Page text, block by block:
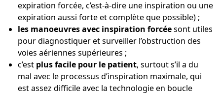
expiration forcée, c’est-à-dire une inspiration ou une
expiration aussi forte et complète que possible) ;
les manoeuvres avec inspiration forcéesont utiles
pour diagnostiquer et surveiller l’obstruction des
voies aériennes supérieures ;
c’est plus facile pour le patient, surtout s’il a du
mal avec le processus d’inspiration maximale, qui
est assez difficile avec la technologie en boucle